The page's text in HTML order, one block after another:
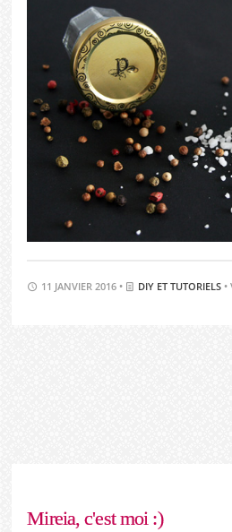
11 JANVIER 2016 • DIY ET TUTORIELS •
Mireia, c'est moi :)